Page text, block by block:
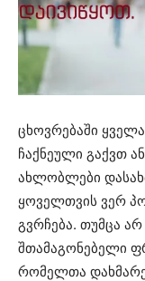
ცხოვრებაში
ჩაქნეული გაქვთ
ახლობლები
ყოველთვის ვერ
გვრჩება. თუმცა
შთამაგონებელი
რომელთა